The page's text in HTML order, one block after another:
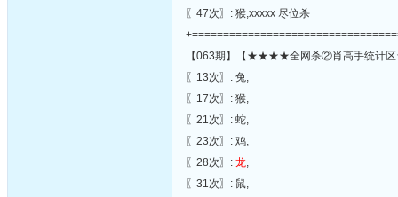
〖47次〗: 猴,xxxxx 尽位杀
【063期】【★★★★全网杀②肖高手统计
〖13次〗: 兔,
〖17次〗: 猴,
〖21次〗: 蛇,
〖23次〗: 鸡,
〖28次〗: 龙,
〖31次〗: 鼠,